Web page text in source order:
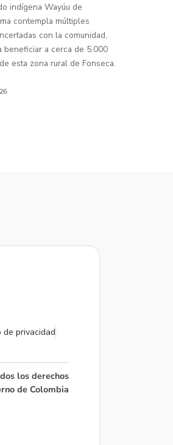
indígena Wayúu de
contempla múltiples
con la comunidad,
beneficiar a cerca de 5.000
esta zona rural de Fonseca.
de privacidad
los derechos
de Colombia